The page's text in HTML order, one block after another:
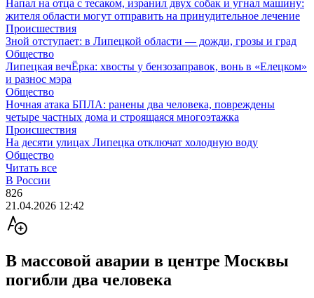
Напал на отца с тесаком, изранил двух собак и угнал машину:
жителя области могут отправить на принудительное лечение
Происшествия
Зной отступает: в Липецкой области — дожди, грозы и град
Общество
Липецкая вечЁрка: хвосты у бензозаправок, вонь в «Елецком»
и разнос мэра
Общество
Ночная атака БПЛА: ранены два человека, повреждены
четыре частных дома и строящаяся многоэтажка
Происшествия
На десяти улицах Липецка отключат холодную воду
Общество
Читать все
В России
826
21.04.2026 12:42
В массовой аварии в центре Москвы
погибли два человека